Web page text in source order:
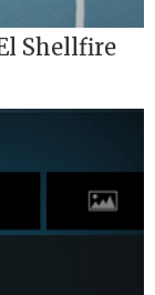
Shellfire